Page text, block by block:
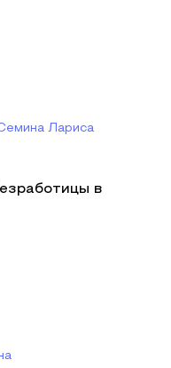
Лариса
в